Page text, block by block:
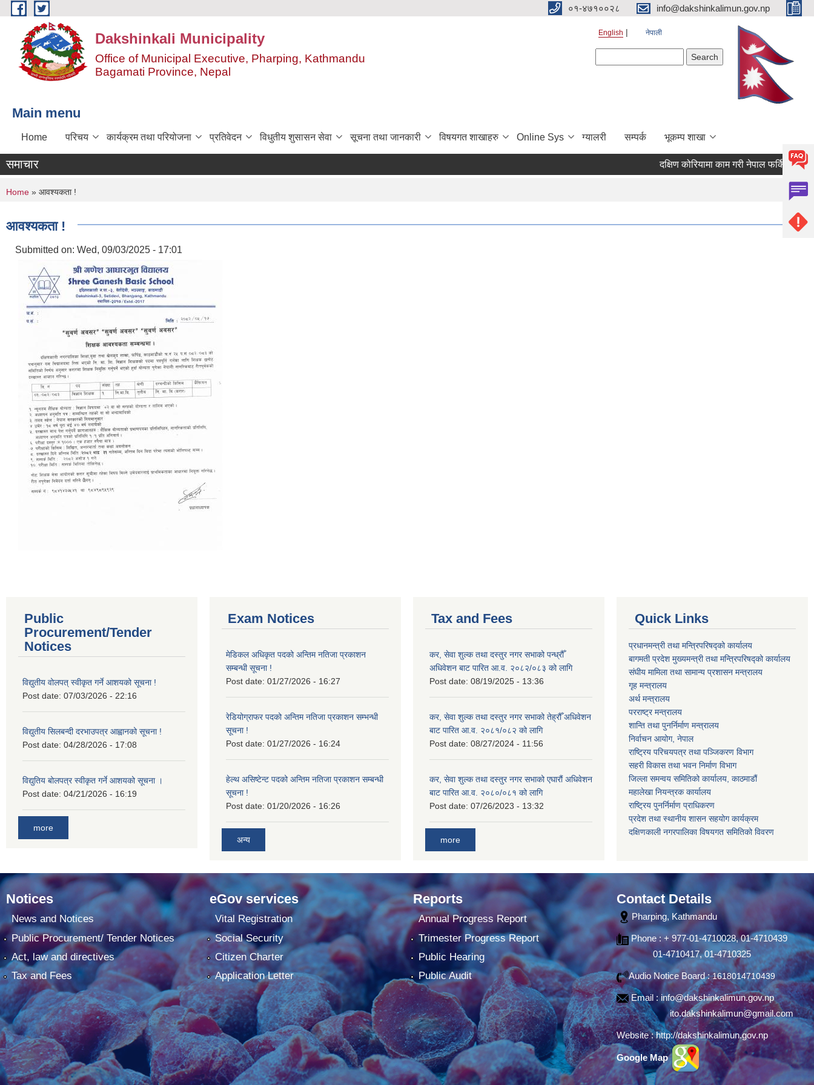
Skip to main content ०१-४७१००२८ info@dakshinkalimun.gov.np
Dakshinkali Municipality
Office of Municipal Executive, Pharping, Kathmandu
Bagamati Province, Nepal
English नेपाली
Main menu
Home परिचय कार्यक्रम तथा परियोजना प्रतिवेदन विधुतीय शुसासन सेवा सूचना तथा जानकारी विषयगत शाखाहरु Online Sys ग्यालरी सम्पर्क भूकम्प शाखा
समाचार दक्षिण कोरियामा काम गरी नेपाल फर्किएका
You are here
Home » आवश्यकता !
आवश्यकता !
Submitted on: Wed, 09/03/2025 - 17:01
Public
Procurement/Tender
Notices
विद्युतीय वोलपत् स्वीकृत गर्ने आशयको सूचना !
Post date: 07/03/2026 - 22:16
विद्युतीय सिलबन्दी दरभाउपत्र आह्वानको सूचना !
Post date: 04/28/2026 - 17:08
विद्युतिय बोलपत्र स्वीकृत गर्ने आशयको सूचना ।
Post date: 04/21/2026 - 16:19
more
Exam Notices
मेडिकल अधिकृत पदको अन्तिम नतिजा प्रकाशन
सम्बन्धी सूचना !
Post date: 01/27/2026 - 16:27
रेडियोग्राफर पदको अन्तिम नतिजा प्रकाशन सम्भन्धी
सूचना !
Post date: 01/27/2026 - 16:24
हेल्थ असिष्टेन्ट पदको अन्तिम नतिजा प्रकाशन सम्बन्धी
सूचना !
Post date: 01/20/2026 - 16:26
अन्य
Tax and Fees
कर, सेवा शुल्क तथा दस्तुर नगर सभाको पन्ध्रौँ
अधिवेशन बाट पारित आ.व. २०८२/०८३ को लागि
Post date: 08/19/2025 - 13:36
कर, सेवा शुल्क तथा दस्तुर नगर सभाको तेह्रौँ अधिवेशन
बाट पारित आ.व. २०८१/०८२ को लागि
Post date: 08/27/2024 - 11:56
कर, सेवा शुल्क तथा दस्तुर नगर सभाको एघारौं अधिवेशन
बाट पारित आ.व. २०८०/०८१ को लागि
Post date: 07/26/2023 - 13:32
more
Quick Links
प्रधानमन्त्री तथा मन्त्रिपरिषद्को कार्यालय
बागमती प्रदेश मुख्यमन्त्री तथा मन्त्रिपरिषद्को कार्यालय
संघीय मामिला तथा सामान्य प्रशासन मन्त्रालय
गृह मन्त्रालय
अर्थ मन्त्रालय
परराष्ट्र मन्त्रालय
शान्ति तथा पुनर्निर्माण मन्त्रालय
निर्वाचन आयोग, नेपाल
राष्ट्रिय परिचयपत्र तथा पञ्जिकरण विभाग
सहरी विकास तथा भवन निर्माण विभाग
जिल्ला समन्वय समितिको कार्यालय, काठमाडौं
महालेखा नियन्त्रक कार्यालय
राष्ट्रिय पुनर्निर्माण प्राधिकरण
प्रदेश तथा स्थानीय शासन सहयोग कार्यक्रम
दक्षिणकाली नगरपालिका विषयगत समितिको विवरण
Notices
News and Notices
Public Procurement/ Tender Notices
Act, law and directives
Tax and Fees
eGov services
Vital Registration
Social Security
Citizen Charter
Application Letter
Reports
Annual Progress Report
Trimester Progress Report
Public Hearing
Public Audit
Contact Details
Pharping, Kathmandu
Phone : + 977-01-4710028, 01-4710439
01-4710417, 01-4710325
Audio Notice Board :1618014710439
Email :info@dakshinkalimun.gov.np
ito.dakshinkalimun@gmail.com
Website :http://dakshinkalimun.gov.np
Google Map